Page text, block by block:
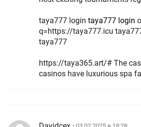
taya777 login taya777 login
q=https://taya777.icu
taya777
https://taya365.art/# The
casinos have luxurious spa